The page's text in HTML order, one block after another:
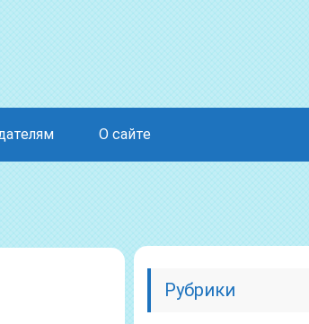
О сайте
Рубрики